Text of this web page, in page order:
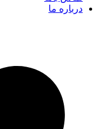
درباره ما